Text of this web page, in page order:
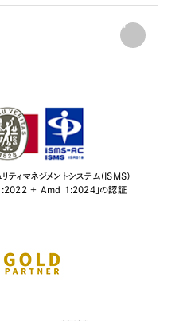
ティマネジメントシステム（ISMS）
+ Amd 1:2024」の認証